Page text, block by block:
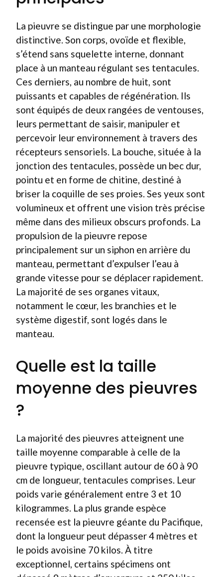
La pieuvre se distingue par une morphologie
distinctive. Son corps, ovoïde et flexible,
s’étend sans squelette interne, donnant
place à un manteau régulant ses tentacules.
Ces derniers, au nombre de huit, sont
puissants et capables de régénération. Ils
sont équipés de deux rangées de ventouses,
leurs permettant de saisir, manipuler et
percevoir leur environnement à travers des
récepteurs sensoriels. La bouche, située à la
jonction des tentacules, possède un bec dur,
pointu et en forme de chitine, destiné à
briser la coquille de ses proies. Ses yeux sont
volumineux et offrent une vision très précise
même dans des milieux obscurs profonds. La
propulsion de la pieuvre repose
principalement sur un siphon en arrière du
manteau, permettant d’expulser l’eau à
grande vitesse pour se déplacer rapidement.
La majorité de ses organes vitaux,
notamment le cœur, les branchies et le
système digestif, sont logés dans le
manteau.
Quelle est la taille
moyenne des pieuvres
?
La majorité des pieuvres atteignent une
taille moyenne comparable à celle de la
pieuvre typique, oscillant autour de 60 à 90
cm de longueur, tentacules comprises. Leur
poids varie généralement entre 3 et 10
kilogrammes. La plus grande espèce
recensée est la pieuvre géante du Pacifique,
dont la longueur peut dépasser 4 mètres et
le poids avoisine 70 kilos. À titre
exceptionnel, certains spécimens ont